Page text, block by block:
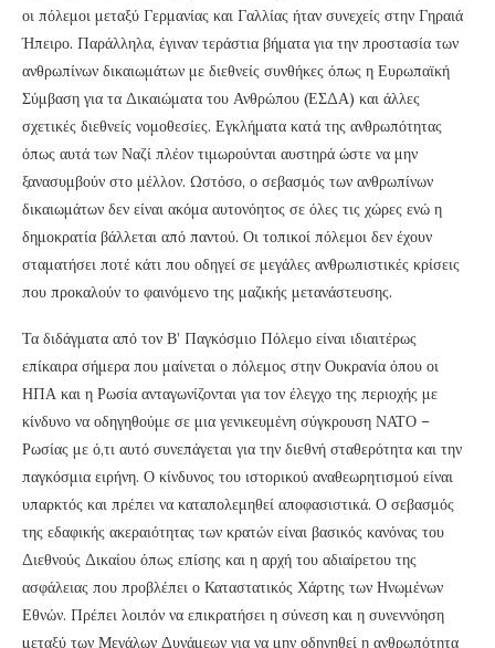
οι πόλεμοι μεταξύ Γερμανίας και Γαλλίας ήταν συνεχείς στην Γηραιά
Ήπειρο. Παράλληλα, έγιναν τεράστια βήματα για την προστασία των
ανθρωπίνων δικαιωμάτων με διεθνείς συνθήκες όπως η Ευρωπαϊκή
Σύμβαση για τα Δικαιώματα του Ανθρώπου (ΕΣΔΑ) και άλλες
σχετικές διεθνείς νομοθεσίες. Εγκλήματα κατά της ανθρωπότητας
όπως αυτά των Ναζί πλέον τιμωρούνται αυστηρά ώστε να μην
ξανασυμβούν στο μέλλον. Ωστόσο, ο σεβασμός των ανθρωπίνων
δικαιωμάτων δεν είναι ακόμα αυτονόητος σε όλες τις χώρες ενώ η
δημοκρατία βάλλεται από παντού. Οι τοπικοί πόλεμοι δεν έχουν
σταματήσει ποτέ κάτι που οδηγεί σε μεγάλες ανθρωπιστικές κρίσεις
που προκαλούν το φαινόμενο της μαζικής μετανάστευσης.
Τα διδάγματα από τον Β’ Παγκόσμιο Πόλεμο είναι ιδιαιτέρως
επίκαιρα σήμερα που μαίνεται ο πόλεμος στην Ουκρανία όπου οι
ΗΠΑ και η Ρωσία ανταγωνίζονται για τον έλεγχο της περιοχής με
κίνδυνο να οδηγηθούμε σε μια γενικευμένη σύγκρουση ΝΑΤΟ –
Ρωσίας με ό,τι αυτό συνεπάγεται για την διεθνή σταθερότητα και την
παγκόσμια ειρήνη. Ο κίνδυνος του ιστορικού αναθεωρητισμού είναι
υπαρκτός και πρέπει να καταπολεμηθεί αποφασιστικά. Ο σεβασμός
της εδαφικής ακεραιότητας των κρατών είναι βασικός κανόνας του
Διεθνούς Δικαίου όπως επίσης και η αρχή του αδιαίρετου της
ασφάλειας που προβλέπει ο Καταστατικός Χάρτης των Ηνωμένων
Εθνών. Πρέπει λοιπόν να επικρατήσει η σύνεση και η συνεννόηση
μεταξύ των Μεγάλων Δυνάμεων για να μην οδηγηθεί η ανθρωπότητα